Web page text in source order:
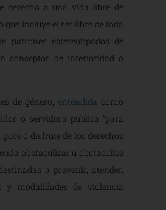
derecho a una vida libre de
incluye el ser libre de toda
patrones estereotipados de
conceptos de inferioridad o
de género, entendida como
o servidora pública “para
o disfrute de los derechos
obstaculizar u obstaculice
a prevenir, atender,
y modalidades de violencia